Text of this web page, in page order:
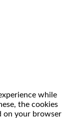
while
the cookies
on your browser